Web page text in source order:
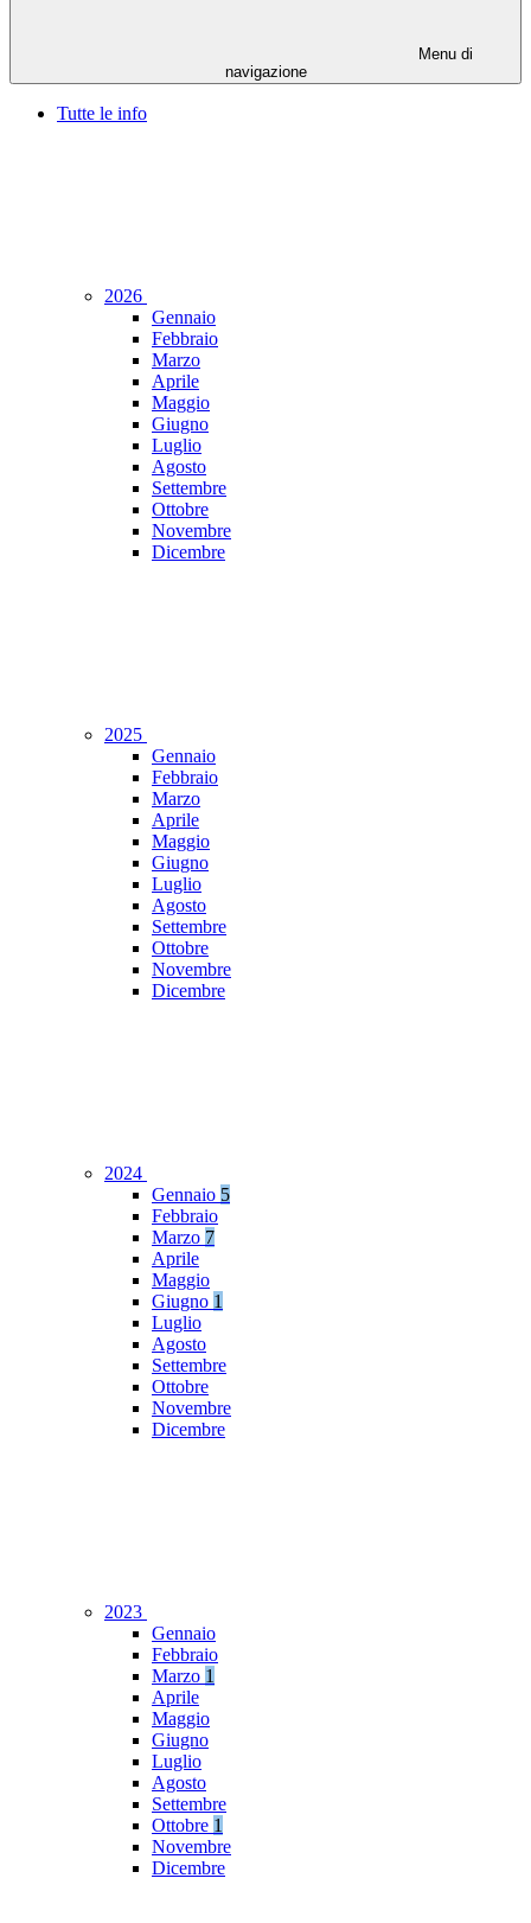
Menu di
navigazione
Tutte le info
2026
Gennaio
Febbraio
Marzo
Aprile
Maggio
Giugno
Luglio
Agosto
Settembre
Ottobre
Novembre
Dicembre
2025
Gennaio
Febbraio
Marzo
Aprile
Maggio
Giugno
Luglio
Agosto
Settembre
Ottobre
Novembre
Dicembre
2024
Gennaio 5
Febbraio
Marzo 7
Aprile
Maggio
Giugno 1
Luglio
Agosto
Settembre
Ottobre
Novembre
Dicembre
2023
Gennaio
Febbraio
Marzo 1
Aprile
Maggio
Giugno
Luglio
Agosto
Settembre
Ottobre 1
Novembre
Dicembre